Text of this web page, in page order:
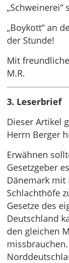
„Schweinerei“
„Boykott“ an
der Stunde!
Mit
M.R.
3. Leserbrief
Dieser Artikel
Herrn Berger
Erwähnen
Gesetzgeber
Dänemark mit
Schlachthöfe
Gesetze des
Deutschland
den gleichen